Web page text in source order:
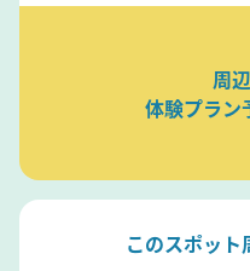
周
体験プラン
このスポット